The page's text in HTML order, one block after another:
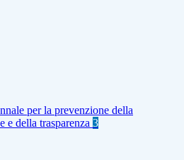
per la prevenzione della
e della trasparenza 3